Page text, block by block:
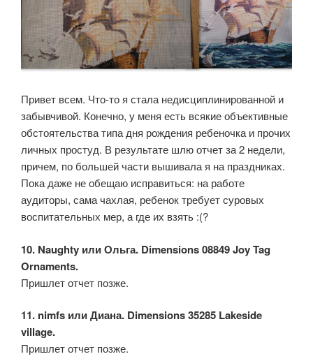
Привет всем. Что-то я стала недисциплинированной и
забывчивой. Конечно, у меня есть всякие объективные
обстоятельства типа дня рождения ребеночка и прочих
личных простуд. В результате шлю отчет за 2 недели,
причем, по большей части вышивала я на праздниках.
Пока даже не обещаю исправиться: на работе
аудиторы, сама чахлая, ребенок требует суровых
воспитательных мер, а где их взять :(?
10. Naughty или Ольга. Dimensions 08849 Joy Tag
Ornaments.
Пришлет отчет позже.
11. nimfs или Диана. Dimensions 35285 Lakeside
village.
Пришлет отчет позже.